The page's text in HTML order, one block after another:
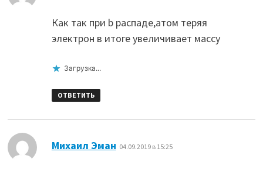
Как так при b распаде,атом теряя
электрон в итоге увеличивает массу
Загрузка...
ОТВЕТИТЬ
Михаил Эман 04.09.2019 в 15:25